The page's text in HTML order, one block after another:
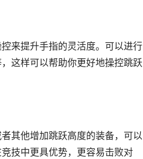
来提升手指的灵活度。可以进行
这样可以帮助你更好地操控跳跃
其他增加跳跃高度的装备，可以
技中更具优势，更容易击败对